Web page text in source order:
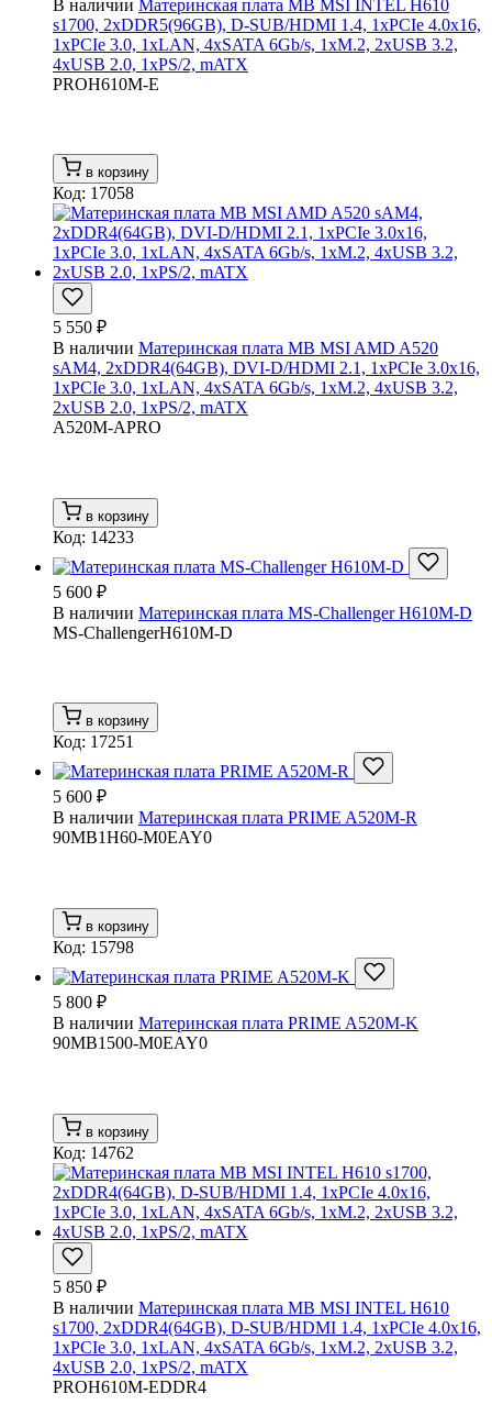
В наличии Материнская плата MB MSI INTEL H610
s1700, 2xDDR5(96GB), D-SUB/HDMI 1.4, 1xPCIe 4.0x16,
1xPCIe 3.0, 1xLAN, 4xSATA 6Gb/s, 1xM.2, 2xUSB 3.2,
4xUSB 2.0, 1xPS/2, mATX
PROH610M-E
в корзину
Код: 17058
5 550 ₽
В наличии Материнская плата MB MSI AMD A520
sAM4, 2xDDR4(64GB), DVI-D/HDMI 2.1, 1xPCIe 3.0x16,
1xPCIe 3.0, 1xLAN, 4xSATA 6Gb/s, 1xM.2, 4xUSB 3.2,
2xUSB 2.0, 1xPS/2, mATX
A520M-APRO
в корзину
Код: 14233
5 600 ₽
В наличии Материнская плата MS-Challenger H610M-D
MS-ChallengerH610M-D
в корзину
Код: 17251
5 600 ₽
В наличии Материнская плата PRIME A520M-R
90MB1H60-M0EAY0
в корзину
Код: 15798
5 800 ₽
В наличии Материнская плата PRIME A520M-K
90MB1500-M0EAY0
в корзину
Код: 14762
5 850 ₽
В наличии Материнская плата MB MSI INTEL H610
s1700, 2xDDR4(64GB), D-SUB/HDMI 1.4, 1xPCIe 4.0x16,
1xPCIe 3.0, 1xLAN, 4xSATA 6Gb/s, 1xM.2, 2xUSB 3.2,
4xUSB 2.0, 1xPS/2, mATX
PROH610M-EDDR4